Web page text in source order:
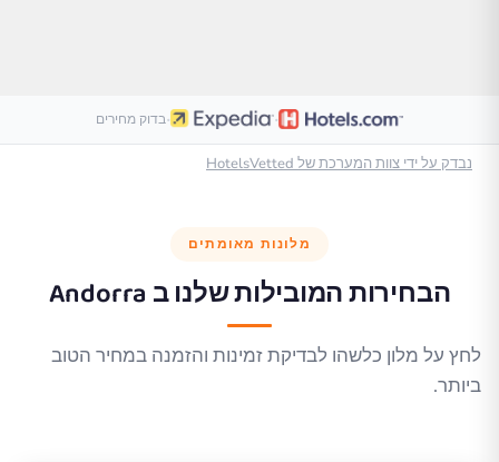
·
·בדוק מחירים
נבדק על ידי צוות המערכת של HotelsVetted
מלונות מאומתים
הבחירות המובילות שלנו ב Andorra
לחץ על מלון כלשהו לבדיקת זמינות והזמנה במחיר הטוב
ביותר.